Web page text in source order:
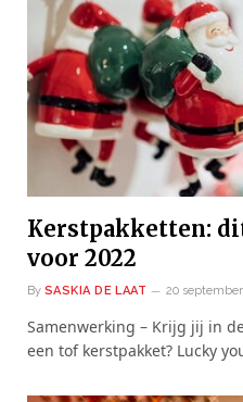
Kerstpakketten:
voor 2022
By SASKIA DE LAAT 20
Samenwerking – Krijg jij in
een tof kerstpakket? Lucky